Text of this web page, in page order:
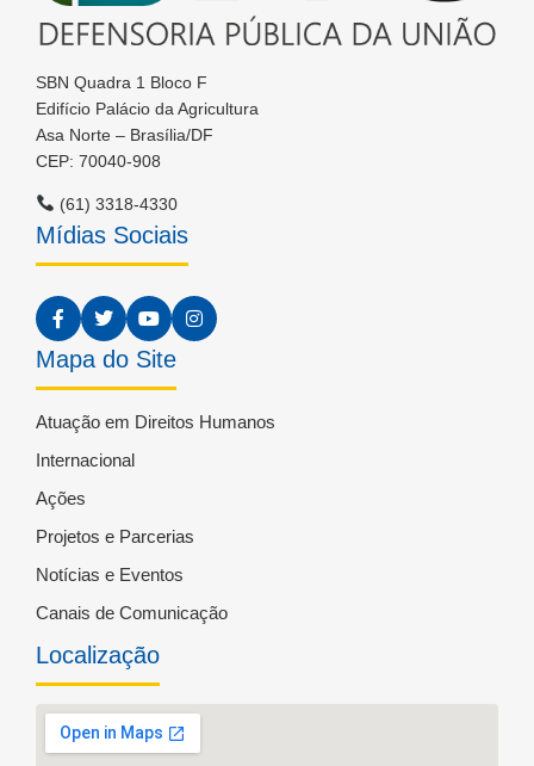
SBN Quadra 1 Bloco F
Edifício Palácio da Agricultura
Asa Norte – Brasília/DF
CEP: 70040-908
(61) 3318-4330
Mídias Sociais
Mapa do Site
Atuação em Direitos Humanos
Internacional
Ações
Projetos e Parcerias
Notícias e Eventos
Canais de Comunicação
Localização